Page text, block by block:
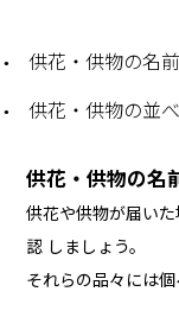
供花・供物の名前
供花・供物の並
供花・供物の名
供花や供物が届い
認 しましょう。
それらの品々には個